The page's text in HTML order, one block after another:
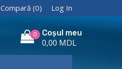
Compară (0) Log In
0 Coșul meu
0,00 MDL